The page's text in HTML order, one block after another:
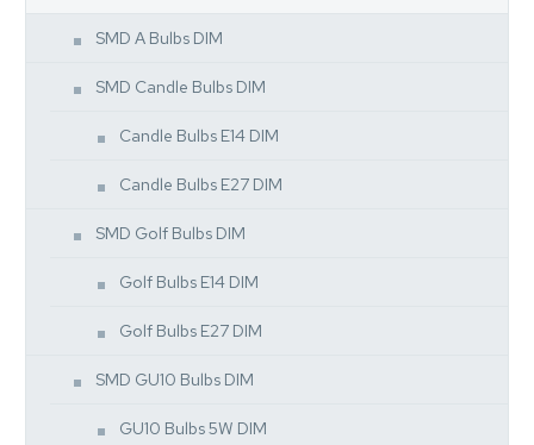
SMD A Bulbs DIM
SMD Candle Bulbs DIM
Candle Bulbs E14 DIM
Candle Bulbs E27 DIM
SMD Golf Bulbs DIM
Golf Bulbs E14 DIM
Golf Bulbs E27 DIM
SMD GU10 Bulbs DIM
GU10 Bulbs 5W DIM